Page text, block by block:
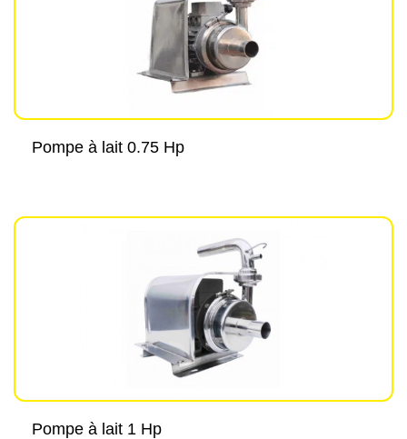
Pompe à lait 0.75 Hp
Pompe à lait 1 Hp